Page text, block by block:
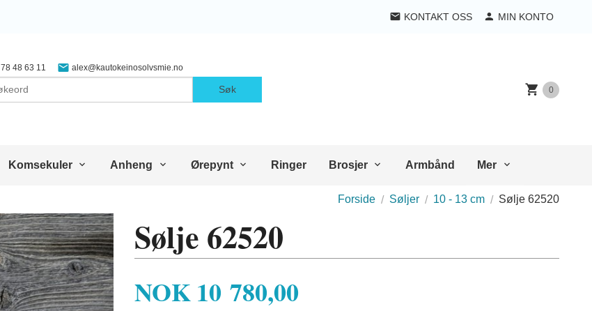
KONTAKT OSS MIN KONTO
78 48 63 11 alex@kautokeinosolvsmie.no
Søk 0
Komsekuler Anheng Ørepynt Ringer Brosjer Armbånd Mer
Forside Søljer 10 - 13 cm Sølje 62520
Sølje 62520
Pris
NOK10 780,00